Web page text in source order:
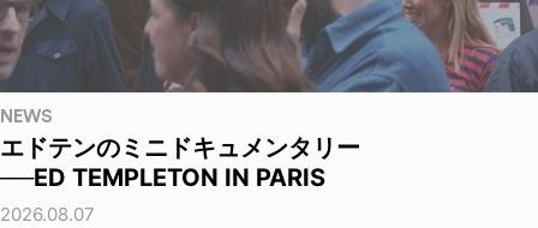
NEWS
エドテンのミニドキュメンタリー
──ED TEMPLETON IN PARIS
2026.08.07